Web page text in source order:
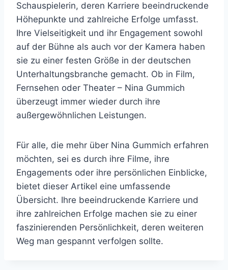
Schauspielerin, deren Karriere beeindruckende
Höhepunkte und zahlreiche Erfolge umfasst.
Ihre Vielseitigkeit und ihr Engagement sowohl
auf der Bühne als auch vor der Kamera haben
sie zu einer festen Größe in der deutschen
Unterhaltungsbranche gemacht. Ob in Film,
Fernsehen oder Theater – Nina Gummich
überzeugt immer wieder durch ihre
außergewöhnlichen Leistungen.
Für alle, die mehr über Nina Gummich erfahren
möchten, sei es durch ihre Filme, ihre
Engagements oder ihre persönlichen Einblicke,
bietet dieser Artikel eine umfassende
Übersicht. Ihre beeindruckende Karriere und
ihre zahlreichen Erfolge machen sie zu einer
faszinierenden Persönlichkeit, deren weiteren
Weg man gespannt verfolgen sollte.